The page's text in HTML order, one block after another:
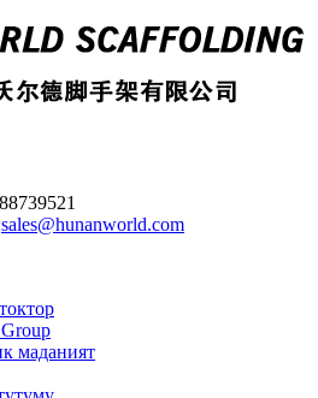
sales@hunanworld.com
маданият